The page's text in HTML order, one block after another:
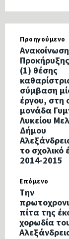
Προηγούμενο
Ανακοίνωση
(1) θέσης
σύμβαση
έργου, στη
μονάδα
Λυκείου
Δήμου
το σχολικό
2014-2015
Επόμενο
Tην
πίτα της
χορωδία